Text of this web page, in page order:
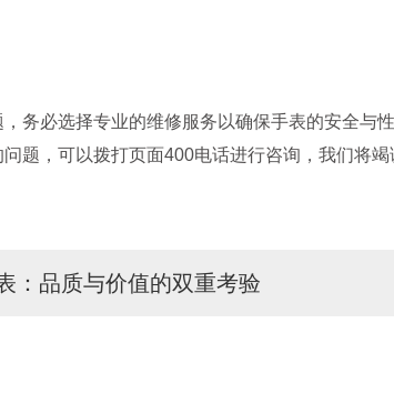
必选择专业的维修服务以确保手表的安全与性
题，可以拨打页面400电话进行咨询，我们将竭
：品质与价值的双重考验